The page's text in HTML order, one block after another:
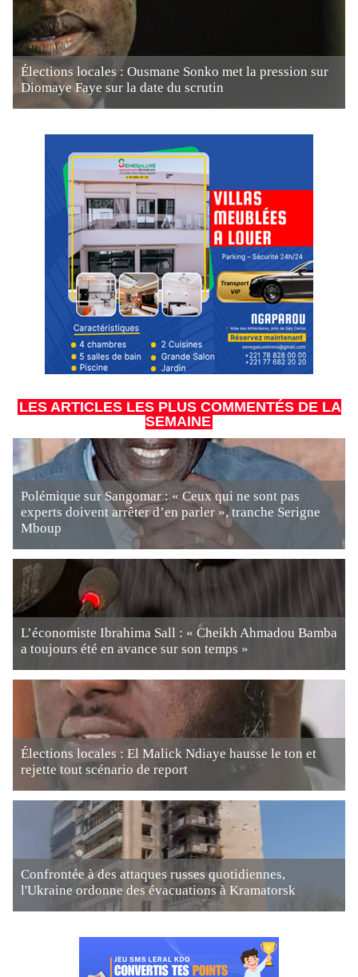
Élections locales : Ousmane Sonko met la pression sur
Diomaye Faye sur la date du scrutin
LES ARTICLES LES PLUS COMMENTÉS DE LA
SEMAINE
Polémique sur Sangomar : « Ceux qui ne sont pas
experts doivent arrêter d’en parler », tranche Serigne
Mboup
L’économiste Ibrahima Sall : « Cheikh Ahmadou Bamba
a toujours été en avance sur son temps »
Élections locales : El Malick Ndiaye hausse le ton et
rejette tout scénario de report
Confrontée à des attaques russes quotidiennes,
l'Ukraine ordonne des évacuations à Kramatorsk